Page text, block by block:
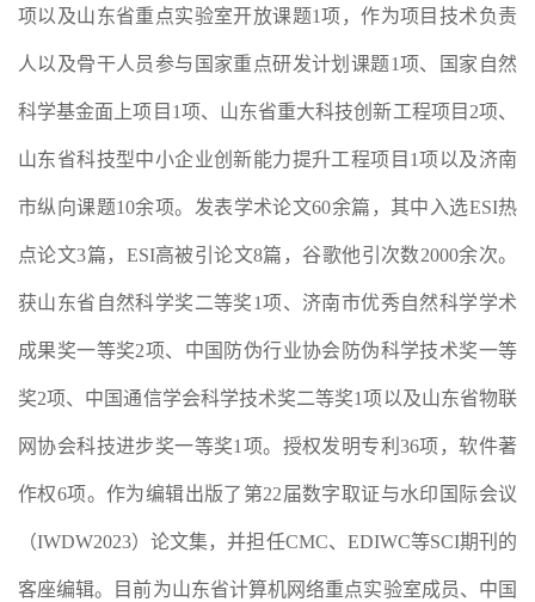
项以及山东省重点实验室开放课题1项，作为项目技术负责
人以及骨干人员参与国家重点研发计划课题1项、国家自然
科学基金面上项目1项、山东省重大科技创新工程项目2项、
山东省科技型中小企业创新能力提升工程项目1项以及济南
市纵向课题10余项。发表学术论文60余篇，其中入选ESI热
点论文3篇，ESI高被引论文8篇，谷歌他引次数2000余次。
获山东省自然科学奖二等奖1项、济南市优秀自然科学学术
成果奖一等奖2项、中国防伪行业协会防伪科学技术奖一等
奖2项、中国通信学会科学技术奖二等奖1项以及山东省物联
网协会科技进步奖一等奖1项。授权发明专利36项，软件著
作权6项。作为编辑出版了第22届数字取证与水印国际会议
（IWDW2023）论文集，并担任CMC、EDIWC等SCI期刊的
客座编辑。目前为山东省计算机网络重点实验室成员、中国